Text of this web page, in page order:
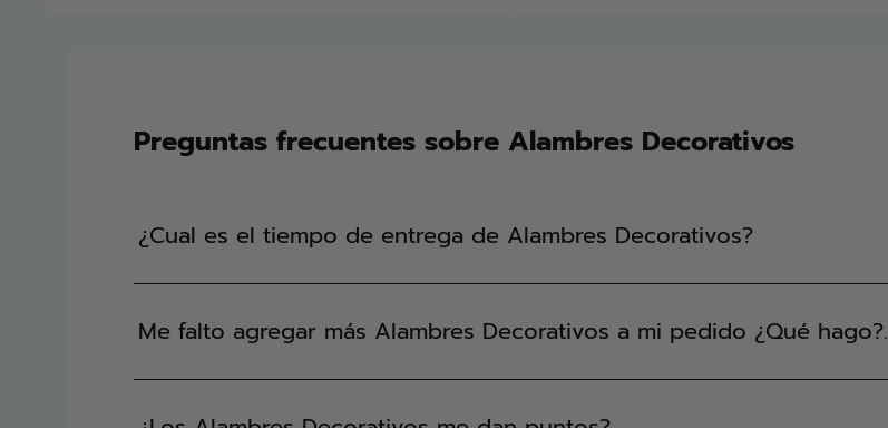
Preguntas frecuentes sobre Alambres Decorativos
¿Cual es el tiempo de entrega de Alambres Decorativos?
Me falto agregar más Alambres Decorativos a mi pedido ¿Qué hago?.